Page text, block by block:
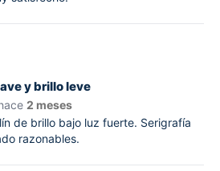
y brillo leve
2 meses
de brillo bajo luz fuerte. Serigrafía
razonables.